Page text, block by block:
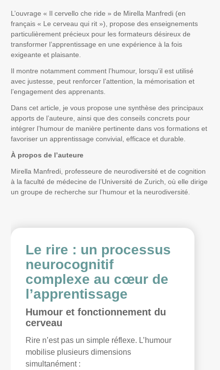
L’ouvrage « Il cervello che ride » de Mirella Manfredi (en
français « Le cerveau qui rit »), propose des enseignements
particulièrement précieux pour les formateurs désireux de
transformer l’apprentissage en une expérience à la fois
exigeante et plaisante.
Il montre notamment comment l’humour, lorsqu’il est utilisé
avec justesse, peut renforcer l’attention, la mémorisation et
l’engagement des apprenants.
Dans cet article, je vous propose une synthèse des principaux
apports de l’auteure, ainsi que des conseils concrets pour
intégrer l’humour de manière pertinente dans vos formations et
favoriser un apprentissage convivial, efficace et durable.
À propos de l’auteure
Mirella Manfredi, professeure de neurodiversité et de cognition
à la faculté de médecine de l’Université de Zurich, où elle dirige
un groupe de recherche sur l’humour et la neurodiversité.
Le rire : un processus
neurocognitif
complexe au cœur de
l’apprentissage
Humour et fonctionnement du
cerveau
Rire n’est pas un simple réflexe. L’humour
mobilise plusieurs dimensions
simultanément :